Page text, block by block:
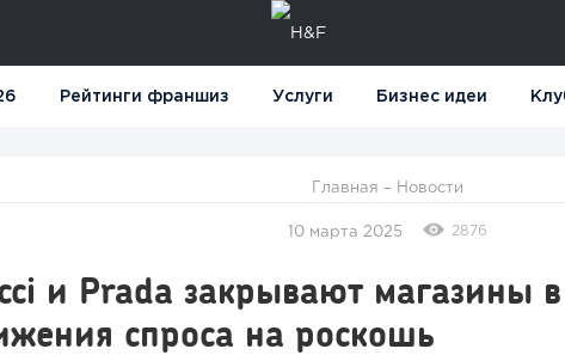
Рейтинги франшиз Услуги Бизнес идеи
Главная – Новости
10 марта 2025 2876
и Prada закрывают магазины
спроса на роскошь